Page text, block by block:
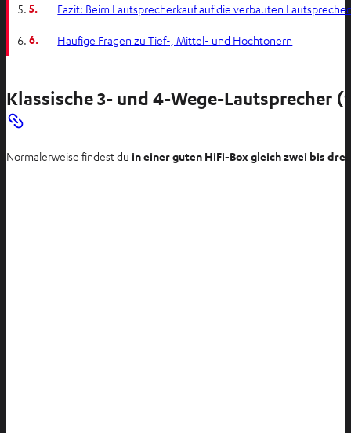
5. Fazit: Beim Lautsprecherkauf auf die verbauten
6. Häufige Fragen zu Tief-, Mittel- und Hochtönern
Klassische 3- und 4-Wege-Lautsprecher
Normalerweise findest du in einer guten HiFi-Box gleich zwei bis